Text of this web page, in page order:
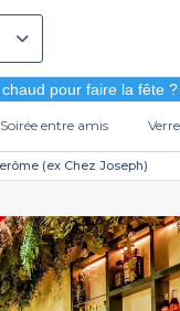
pour faire la fête ?
Soirée entre amis
(ex Chez Joseph)